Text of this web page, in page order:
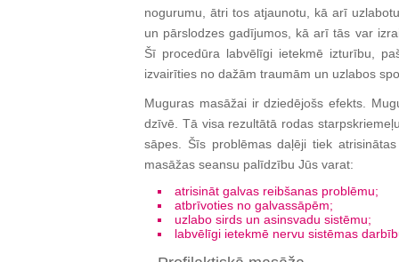
nogurumu, ātri tos atjaunotu, kā arī
un pārslodzes gadījumos, kā arī tās var
Šī procedūra labvēlīgi ietekmē izturību,
izvairīties no dažām traumām un uzlabos
Muguras masāžai ir dziedējošs efekts.
dzīvē. Tā visa rezultātā rodas
sāpes. Šīs problēmas daļēji tiek
masāžas seansu palīdzību Jūs varat:
atrisināt galvas reibšanas problēmu;
atbrīvoties no galvassāpēm;
uzlabo sirds un asinsvadu sistēmu;
labvēlīgi ietekmē nervu sistēmas